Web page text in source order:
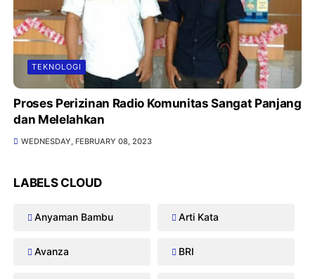
TEKNOLOGI
Proses Perizinan Radio Komunitas Sangat Panjang
dan Melelahkan
WEDNESDAY, FEBRUARY 08, 2023
LABELS CLOUD
Anyaman Bambu Arti Kata
Avanza BRI